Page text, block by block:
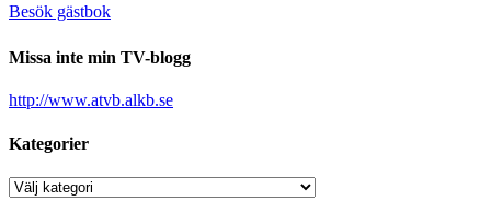
Besök gästbok
Missa inte min TV-blogg
http://www.atvb.alkb.se
Kategorier
Kategorier